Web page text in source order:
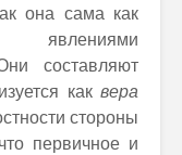
она сама как
явлениями
составляют
как вера
стороны
первичное и